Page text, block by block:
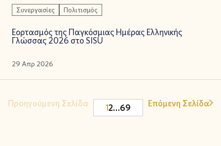
Συνεργασίες Πολιτισμός
Εορτασμός της Παγκόσμιας Ημέρας Ελληνικής
Γλώσσας 2026 στο SISU
29 Απρ 2026
Προηγούμενη Σελίδα 12…69 Επόμενη Σελίδα